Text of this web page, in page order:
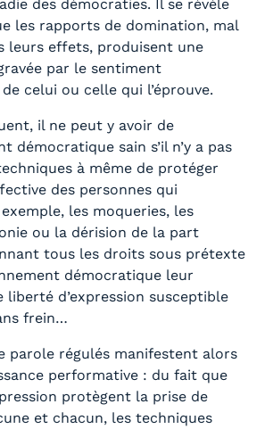
des démocraties. Il se révèle
les rapports de domination, mal
leurs effets, produisent une
par le sentiment
de celui ou celle qui l’éprouve.
il ne peut y avoir de
démocratique sain s’il n’y a pas
à même de protéger
des personnes qui
les moqueries, les
ou la dérision de la part
tous les droits sous prétexte
démocratique leur
liberté d’expression susceptible
frein…
parole régulés manifestent alors
performative : du fait que
protègent la prise de
et chacun, les techniques